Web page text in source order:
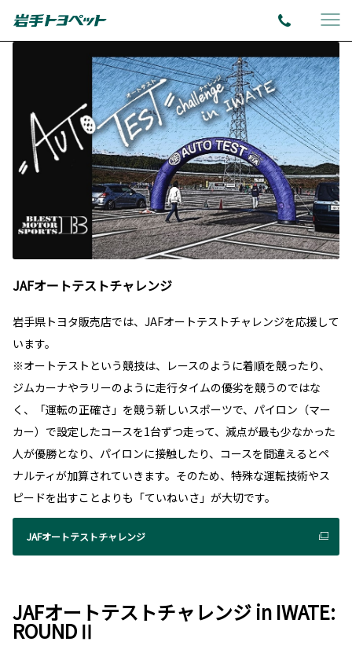
JAFオートテストチャレンジ
岩手県トヨタ販売店では、JAFオートテストチャレンジを応援して
います。
※オートテストという競技は、レースのように着順を競ったり、
ジムカーナやラリーのように走行タイムの優劣を競うのではな
く、「運転の正確さ」を競う新しいスポーツで、パイロン（マー
カー）で設定したコースを1台ずつ走って、減点が最も少なかった
人が優勝となり、パイロンに接触したり、コースを間違えるとペ
ナルティが加算されていきます。そのため、特殊な運転技術やス
ピードを出すことよりも「ていねいさ」が大切です。
JAFオートテストチャレンジ
JAFオートテストチャレンジ in IWATE:
ROUNDⅡ